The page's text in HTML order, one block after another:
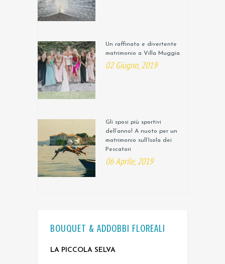
Un raffinato e divertente
matrimonio a Villa Muggia
02 Giugno, 2019
Gli sposi più sportivi
dell’anno! A nuoto per un
matrimonio sull’Isola dei
Pescatori
06 Aprile, 2019
BOUQUET & ADDOBBI FLOREALI
LA PICCOLA SELVA